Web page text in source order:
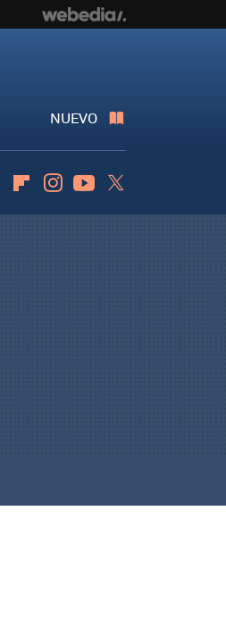
NUEVO
FlipboardInstagramYoutube